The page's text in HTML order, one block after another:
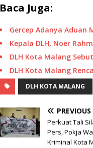
Baca Juga:
Gercep Adanya Aduan
Kepala DLH, Noer
DLH Kota Malang
DLH Kota Malang
DLH KOTA MALANG
PREVIOUS
Perkuat Tali
Pers, Pokja
Kriminal Kota